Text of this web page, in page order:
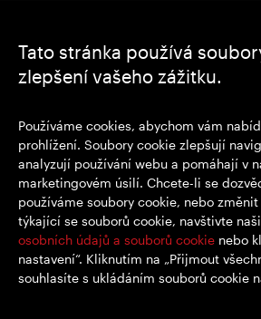
Tato stránka používá
zlepšení vašeho zážitku.
Používáme cookies, abychom vám
prohlížení. Soubory cookie zlepšují
analyzují používání webu a pomáhají v
marketingovém úsilí. Chcete-li se
používáme soubory cookie, nebo
týkající se souborů cookie, navštivte naši
osobních údajů a souborů cookie nebo
nastavení“. Kliknutím na „Přijmout
souhlasíte s ukládáním souborů cookie
https://https://
Sídlo: 1 New Burlington Place, Londýn W1S
Registrační číslo Spojeného království
Místo registrace: Anglie a Wales
© SEGRO 2022
Zřeknutí se odpovědnosti